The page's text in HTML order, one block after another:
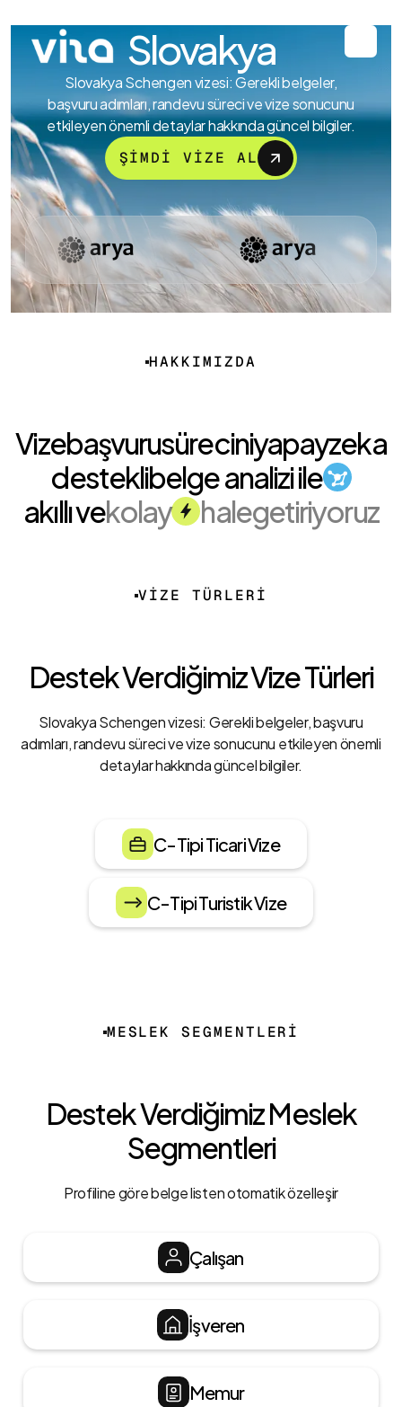
Slovakya
Slovakya Schengen vizesi: Gerekli belgeler,
başvuru adımları, randevu süreci ve vize sonucunu
etkileyen önemli detaylar hakkında güncel bilgiler.
ŞİMDİ VİZE AL
HAKKIMIZDA
Vizebaşvurusüreciniyapayzeka
desteklibelge analizi ile
akıllı vekolay halegetiriyoruz
VİZE TÜRLERİ
Destek Verdiğimiz Vize Türleri
Slovakya Schengen vizesi: Gerekli belgeler, başvuru
adımları, randevu süreci ve vize sonucunu etkileyen önemli
detaylar hakkında güncel bilgiler.
C-Tipi Ticari Vize
C-Tipi Turistik Vize
MESLEK SEGMENTLERİ
Destek Verdiğimiz Meslek
Segmentleri
Profiline göre belge listen otomatik özelleşir
Çalışan
İşveren
Memur